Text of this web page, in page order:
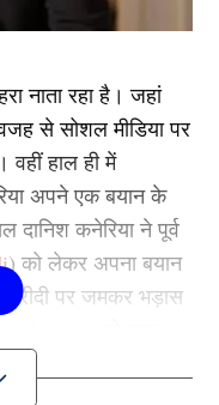
नाता रहा है। जहां
से सोशल मीडिया पर
हाल ही में
अपने एक बयान के
दानिश कनेरिया ने पूर्व
) को लेकर अपना बयान
पर जमकर भड़ास
पूरा मामला?